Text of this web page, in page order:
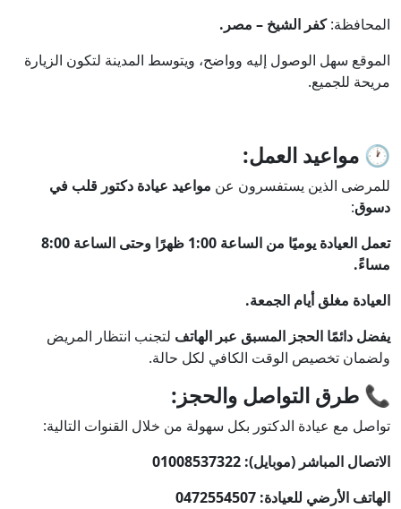
المحافظة:كفر الشيخ – مصر.
الموقع سهل الوصول إليه وواضح، ويتوسط المدينة لتكون الزيارة
مريحة للجميع.
🕐 مواعيد العمل:
للمرضى الذين يستفسرون عن مواعيد عيادة دكتور قلب في
دسوق:
تعمل العيادة يوميًا من الساعة 1:00 ظهرًا وحتى الساعة 8:00
مساءً.
العيادة مغلق أيام الجمعة.
يفضل دائمًا الحجز المسبق عبر الهاتف لتجنب انتظار المريض
ولضمان تخصيص الوقت الكافي لكل حالة.
📞 طرق التواصل والحجز:
تواصل مع عيادة الدكتور بكل سهولة من خلال القنوات التالية:
الاتصال المباشر (موبايل): 01008537322
الهاتف الأرضي للعيادة: 0472554507